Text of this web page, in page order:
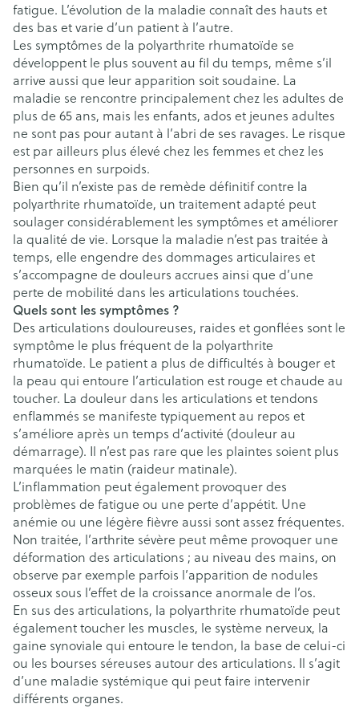
fatigue. L’évolution de la maladie connaît des hauts et
des bas et varie d’un patient à l’autre.
Les symptômes de la polyarthrite rhumatoïde se
développent le plus souvent au fil du temps, même s’il
arrive aussi que leur apparition soit soudaine. La
maladie se rencontre principalement chez les adultes de
plus de 65 ans, mais les enfants, ados et jeunes adultes
ne sont pas pour autant à l’abri de ses ravages. Le risque
est par ailleurs plus élevé chez les femmes et chez les
personnes en surpoids.
Bien qu’il n’existe pas de remède définitif contre la
polyarthrite rhumatoïde, un traitement adapté peut
soulager considérablement les symptômes et améliorer
la qualité de vie. Lorsque la maladie n’est pas traitée à
temps, elle engendre des dommages articulaires et
s’accompagne de douleurs accrues ainsi que d’une
perte de mobilité dans les articulations touchées.
Quels sont les symptômes ?
Des articulations douloureuses, raides et gonflées sont le
symptôme le plus fréquent de la polyarthrite
rhumatoïde. Le patient a plus de difficultés à bouger et
la peau qui entoure l’articulation est rouge et chaude au
toucher. La douleur dans les articulations et tendons
enflammés se manifeste typiquement au repos et
s’améliore après un temps d’activité (douleur au
démarrage). Il n’est pas rare que les plaintes soient plus
marquées le matin (raideur matinale).
L’inflammation peut également provoquer des
problèmes de fatigue ou une perte d’appétit. Une
anémie ou une légère fièvre aussi sont assez fréquentes.
Non traitée, l’arthrite sévère peut même provoquer une
déformation des articulations ; au niveau des mains, on
observe par exemple parfois l’apparition de nodules
osseux sous l’effet de la croissance anormale de l’os.
En sus des articulations, la polyarthrite rhumatoïde peut
également toucher les muscles, le système nerveux, la
gaine synoviale qui entoure le tendon, la base de celui-ci
ou les bourses séreuses autour des articulations. Il s’agit
d’une maladie systémique qui peut faire intervenir
différents organes.